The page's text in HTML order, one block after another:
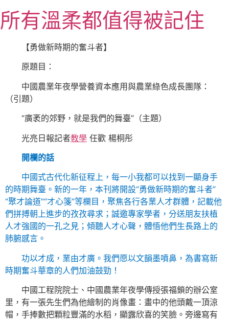
至
主所有溫柔都值得被記住
【勇做新時期的奮斗者】
原題目：
中國農業年夜學營養資本應用與農業綠色成長團隊：
（引題）
“廣袤的郊野，就是我們的舞臺”（主題）
光亮日報記者教學 任歡 楊桐彤
開欄的話
中國式古代化新征程上，每一小我都可以找到一顯身手
的時期舞臺。新的一年，本刊將開設“勇做新時期的奮斗者”
“聚才論道”“才心箋”等欄目，聚焦各行各業人才群體，記載他
們拼搏朝上進步的孜孜尋求；誠邀專家學者，分送朋友扶植
人才強國的一孔之見；傾聽人才心聲，體悟他們生長路上的
肺腑感言。
功以才成，業由才廣。我們愿以文韻墨噴鼻，為書寫新
時期奮斗華章的人們加油鼓勁！
中國工程院院士、中國農業年夜學傳授張福鎖的辦公室
里，有一張先生們為他繪制的肖像畫：畫中的他頭戴一頂涼
帽，手捧數把顆粒豐滿的水稻，顯露欣喜的笑臉。旁邊寫有